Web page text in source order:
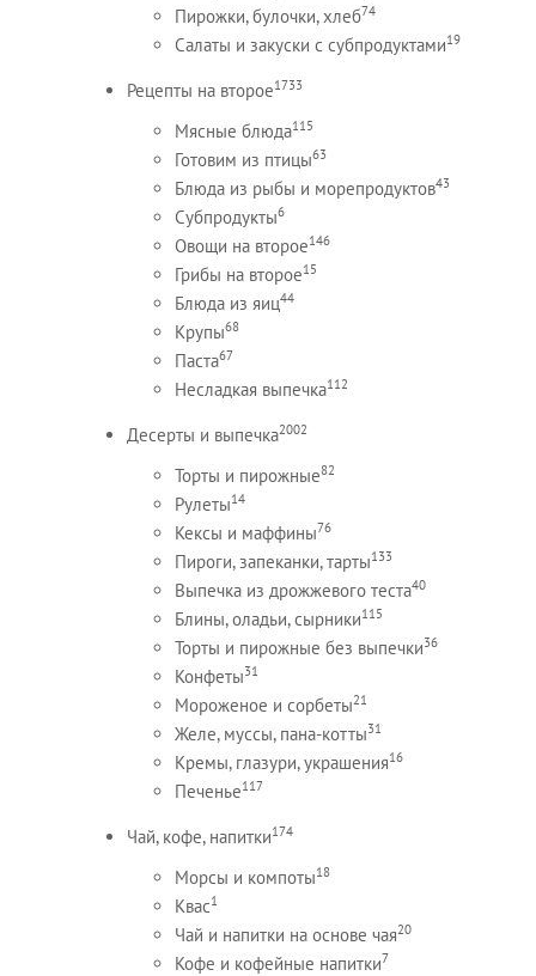
Пирожки, булочки, хлеб74
Салаты и закуски с субпродуктами19
Рецепты на второе1733
Мясные блюда115
Готовим из птицы63
Блюда из рыбы и морепродуктов43
Субпродукты6
Овощи на второе146
Грибы на второе15
Блюда из яиц44
Крупы68
Паста67
Несладкая выпечка112
Десерты и выпечка2002
Торты и пирожные82
Рулеты14
Кексы и маффины76
Пироги, запеканки, тарты133
Выпечка из дрожжевого теста40
Блины, оладьи, сырники115
Торты и пирожные без выпечки36
Конфеты31
Мороженое и сорбеты21
Желе, муссы, пана-котты31
Кремы, глазури, украшения16
Печенье117
Чай, кофе, напитки174
Морсы и компоты18
Квас1
Чай и напитки на основе чая20
Кофе и кофейные напитки7